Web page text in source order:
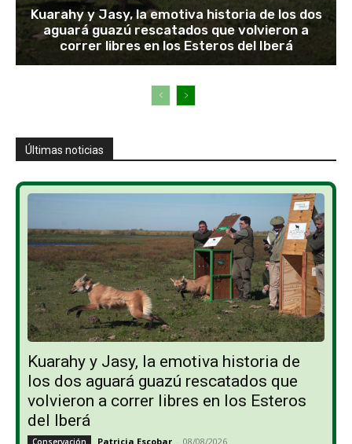
Kuarahy y Jasy, la emotiva historia de los dos
aguará guazú rescatados que volvieron a
correr libres en los Esteros del Iberá
Últimas noticias
Kuarahy y Jasy, la emotiva historia de
los dos aguará guazú rescatados que
volvieron a correr libres en los Esteros
del Iberá
Conservación Patricia Escobar - 08/08/2026